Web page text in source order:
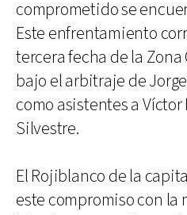
comprometido se
Este enfrentamiento
tercera fecha de la Zona
bajo el arbitraje de
como asistentes a Víctor
Silvestre.
El Rojiblanco de la
este compromiso con la